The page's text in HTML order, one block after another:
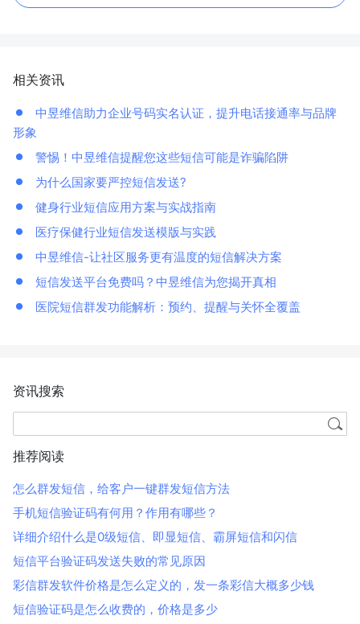
相关资讯
中昱维信助力企业号码实名认证，提升电话接通率与品牌
形象
警惕！中昱维信提醒您这些短信可能是诈骗陷阱
为什么国家要严控短信发送?
健身行业短信应用方案与实战指南
医疗保健行业短信发送模版与实践
中昱维信-让社区服务更有温度的短信解决方案
短信发送平台免费吗？中昱维信为您揭开真相
医院短信群发功能解析：预约、提醒与关怀全覆盖
资讯搜索
推荐阅读
怎么群发短信，给客户一键群发短信方法
手机短信验证码有何用？作用有哪些？
详细介绍什么是0级短信、即显短信、霸屏短信和闪信
短信平台验证码发送失败的常见原因
彩信群发软件价格是怎么定义的，发一条彩信大概多少钱
短信验证码是怎么收费的，价格是多少